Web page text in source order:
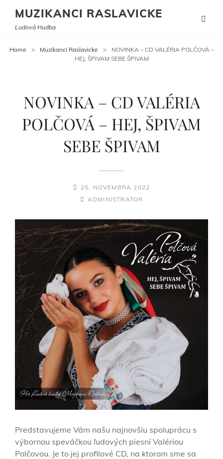
MUZIKANCI RASLAVICKE
Ľudová Hudba
Home > Muzikanci Raslavicke >
NOVINKA – CD VALÉRIA POLČOVÁ –
HEJ, ŠPIVAM SEBE ŠPIVAM
NOVINKA – CD VALÉRIA
POLČOVÁ – HEJ, ŠPIVAM
SEBE ŠPIVAM
POSTED-
ON
25. NOVEMBRA 2022
BY
BYLINE
ADMINISTRATOR
Predstavujeme Vám našu najnovšiu spoluprácu s
výbornou speváčkou ľudových piesní Valériou
Polčovou. Je to jej profilové CD, na ktorom sme sa